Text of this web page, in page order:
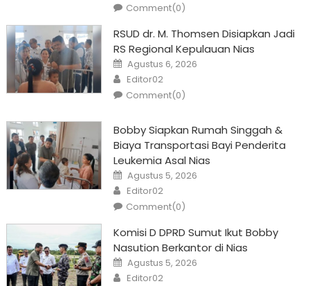
Comment(0)
RSUD dr. M. Thomsen Disiapkan Jadi
RS Regional Kepulauan Nias
Posted
on
Agustus 6, 2026
Author
Editor02
Comment(0)
Bobby Siapkan Rumah Singgah &
Biaya Transportasi Bayi Penderita
Leukemia Asal Nias
Posted
on
Agustus 5, 2026
Author
Editor02
Comment(0)
Komisi D DPRD Sumut Ikut Bobby
Nasution Berkantor di Nias
Posted
on
Agustus 5, 2026
Author
Editor02